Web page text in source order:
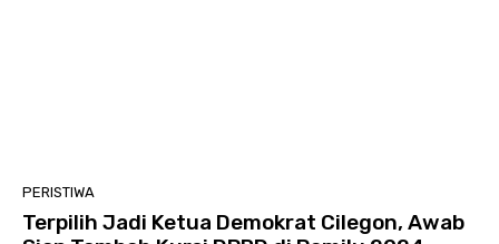
PERISTIWA
Terpilih Jadi Ketua Demokrat Cilegon, Awab